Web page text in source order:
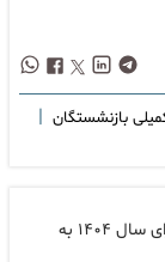
بازنشستگان |
قرارداد جدید بیمه تکمیلی درمان بازنشستگان برای سال ۱۴۰۴ به